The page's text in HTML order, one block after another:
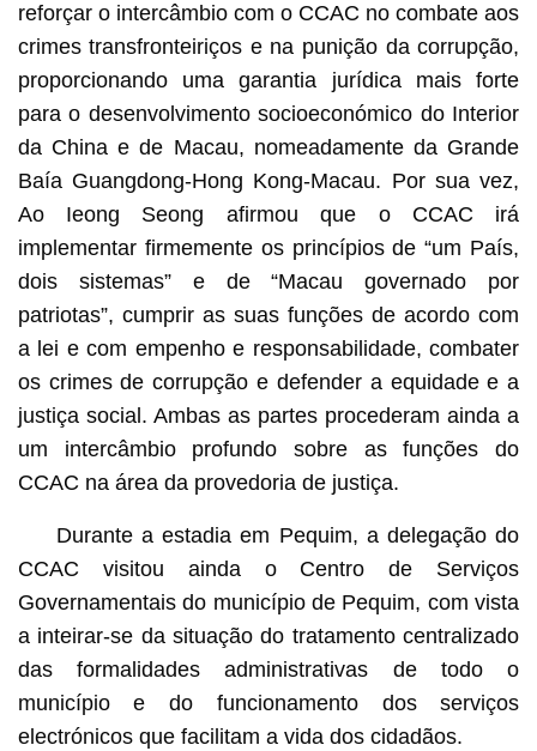
reforçar o intercâmbio com o CCAC no combate aos
crimes transfronteiriços e na punição da corrupção,
proporcionando uma garantia jurídica mais forte
para o desenvolvimento socioeconómico do Interior
da China e de Macau, nomeadamente da Grande
Baía Guangdong-Hong Kong-Macau. Por sua vez,
Ao Ieong Seong afirmou que o CCAC irá
implementar firmemente os princípios de “um País,
dois sistemas” e de “Macau governado por
patriotas”, cumprir as suas funções de acordo com
a lei e com empenho e responsabilidade, combater
os crimes de corrupção e defender a equidade e a
justiça social. Ambas as partes procederam ainda a
um intercâmbio profundo sobre as funções do
CCAC na área da provedoria de justiça.
Durante a estadia em Pequim, a delegação do
CCAC visitou ainda o Centro de Serviços
Governamentais do município de Pequim, com vista
a inteirar-se da situação do tratamento centralizado
das formalidades administrativas de todo o
município e do funcionamento dos serviços
electrónicos que facilitam a vida dos cidadãos.